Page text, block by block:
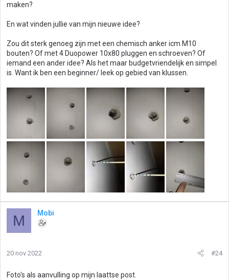
maken?
En wat vinden jullie van mijn nieuwe idee?
Zou dit sterk genoeg zijn met een chemisch anker icm M10
bouten? Of met 4 Duopower 10x80 pluggen en schroeven? Of
iemand een ander idee? Als het maar budgetvriendelijk en simpel
is. Want ik ben een beginner/ leek op gebied van klussen.
M Mobi
20 nov 2022 #24
Foto's als aanvulling op mijn laattse post.